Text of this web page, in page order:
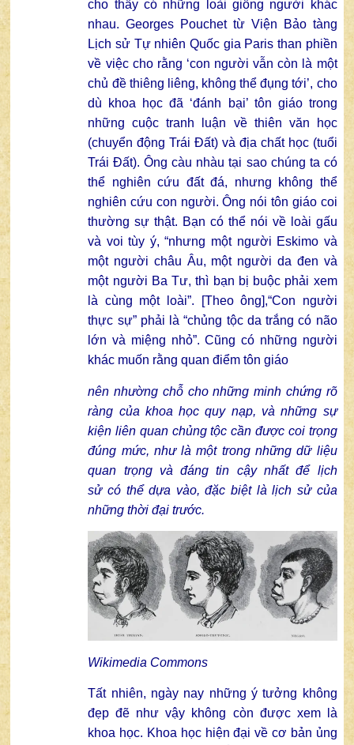
cho thấy có những loài giống người khác
nhau. Georges Pouchet từ Viện Bảo tàng
Lịch sử Tự nhiên Quốc gia Paris than phiền
về việc cho rằng ‘con người vẫn còn là một
chủ đề thiêng liêng, không thể đụng tới’, cho
dù khoa học đã ‘đánh bại’ tôn giáo trong
những cuộc tranh luận về thiên văn học
(chuyển động Trái Đất) và địa chất học (tuổi
Trái Đất). Ông càu nhàu tại sao chúng ta có
thể nghiên cứu đất đá, nhưng không thể
nghiên cứu con người. Ông nói tôn giáo coi
thường sự thật. Bạn có thể nói về loài gấu
và voi tùy ý, “nhưng một người Eskimo và
một người châu Âu, một người da đen và
một người Ba Tư, thì bạn bị buộc phải xem
là cùng một loài”. [Theo ông],“Con người
thực sự” phải là “chủng tộc da trắng có não
lớn và miệng nhỏ”. Cũng có những người
khác muốn rằng quan điểm tôn giáo
nên nhường chỗ cho những minh chứng rõ
ràng của khoa học quy nạp, và những sự
kiện liên quan chủng tộc cần được coi trọng
đúng mức, như là một trong những dữ liệu
quan trọng và đáng tin cậy nhất để lịch
sử có thể dựa vào, đặc biệt là lịch sử của
những thời đại trước.
Wikimedia Commons
Tất nhiên, ngày nay những ý tưởng không
đẹp đẽ như vậy không còn được xem là
khoa học. Khoa học hiện đại về cơ bản ủng